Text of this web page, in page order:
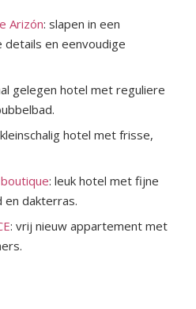
Arizón: slapen in een
details en eenvoudige
gelegen hotel met reguliere
hotel met frisse,
: leuk hotel met fijne
en dakterras.
: vrij nieuw appartement met